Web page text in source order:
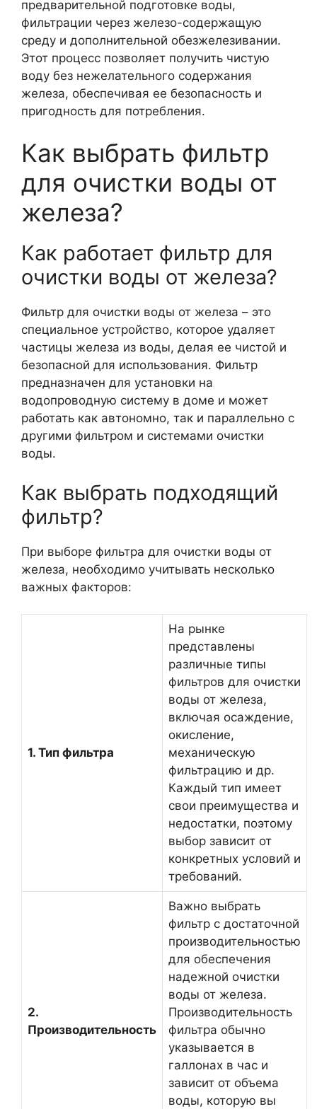
предварительной подготовке воды,
фильтрации через железо-содержащую
среду и дополнительной обезжелезивании.
Этот процесс позволяет получить чистую
воду без нежелательного содержания
железа, обеспечивая ее безопасность и
пригодность для потребления.
Как выбрать фильтр
для очистки воды от
железа?
Как работает фильтр для
очистки воды от железа?
Фильтр для очистки воды от железа – это
специальное устройство, которое удаляет
частицы железа из воды, делая ее чистой и
безопасной для использования. Фильтр
предназначен для установки на
водопроводную систему в доме и может
работать как автономно, так и параллельно с
другими фильтром и системами очистки
воды.
Как выбрать подходящий
фильтр?
При выборе фильтра для очистки воды от
железа, необходимо учитывать несколько
важных факторов:
1. Тип фильтра
На рынке
представлены
различные типы
фильтров для очистки
воды от железа,
включая осаждение,
окисление,
механическую
фильтрацию и др.
Каждый тип имеет
свои преимущества и
недостатки, поэтому
выбор зависит от
конкретных условий и
требований.
2.
Производительность
Важно выбрать
фильтр с достаточной
производительностью
для обеспечения
надежной очистки
воды от железа.
Производительность
фильтра обычно
указывается в
галлонах в час и
зависит от объема
воды, которую вы